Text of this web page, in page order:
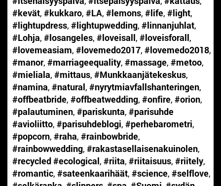
#kevät, #kukkaro, #LA, #lemons, #life, #light,
#lightupdress, #lightupwedding, #linnanjuhlat,
#Lohja, #losangeles, #loveisall, #loveisforall,
#lovemeasiam, #lovemedo2017, #lovemedo2018,
#manor, #marriageequality, #massage, #metoo,
#mieliala, #mittaus, #Munkkaanjätekeskus,
#namina, #natural, #nyrytmiavfallshanteringen,
#offbeatbride, #offbeatwedding, #onfire, #orion,
#palautuminen, #pariskunta, #parisuhde
#avioliitto, #parisuhdeblogi, #perhebarometri,
#popcorn, #raha, #rainbowbride,
#rainbowwedding, #rakastasellaisenakuinolen,
#recycled #ecological, #riita, #riitaisuus, #riitely,
#romantic, #sateenkaarihäät, #science, #selflove,